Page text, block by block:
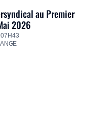
au Premier
2026